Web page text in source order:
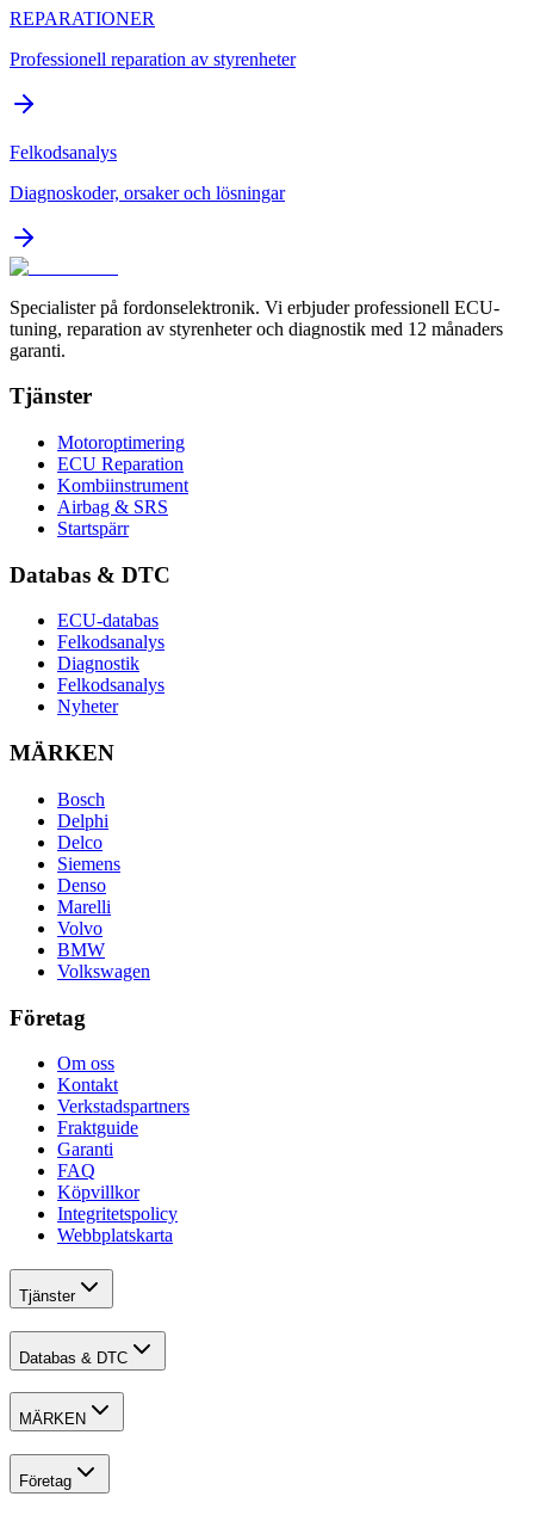
REPARATIONER
Professionell reparation av styrenheter
Felkodsanalys
Diagnoskoder, orsaker och lösningar
Specialister på fordonselektronik. Vi erbjuder professionell ECU-
tuning, reparation av styrenheter och diagnostik med 12 månaders
garanti.
Tjänster
Motoroptimering
ECU Reparation
Kombiinstrument
Airbag & SRS
Startspärr
Databas & DTC
ECU-databas
Felkodsanalys
Diagnostik
Felkodsanalys
Nyheter
MÄRKEN
Bosch
Delphi
Delco
Siemens
Denso
Marelli
Volvo
BMW
Volkswagen
Företag
Om oss
Kontakt
Verkstadspartners
Fraktguide
Garanti
FAQ
Köpvillkor
Integritetspolicy
Webbplatskarta
Tjänster
Databas & DTC
MÄRKEN
Företag